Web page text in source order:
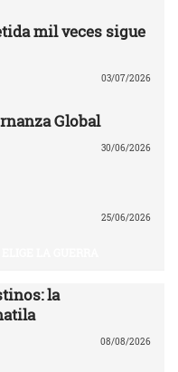
mil veces sigue
03/07/2026
Global
30/06/2026
25/06/2026
la
08/08/2026